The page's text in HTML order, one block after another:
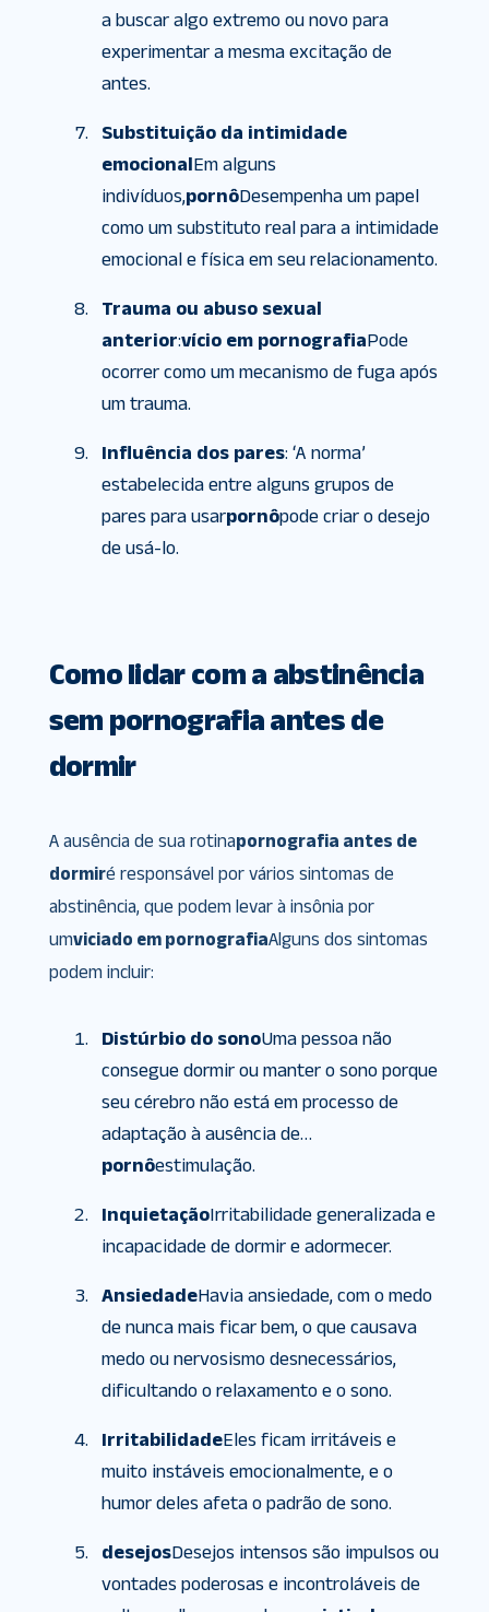
a buscar algo extremo ou novo para
experimentar a mesma excitação de
antes.
Substituição da intimidade
emocionalEm alguns
indivíduos,pornôDesempenha um papel
como um substituto real para a intimidade
emocional e física em seu relacionamento.
Trauma ou abuso sexual
anterior:vício em pornografiaPode
ocorrer como um mecanismo de fuga após
um trauma.
Influência dos pares: ‘A norma’
estabelecida entre alguns grupos de
pares para usarpornôpode criar o desejo
de usá-lo.
Como lidar com a abstinência
sem pornografia antes de
dormir
A ausência de sua rotinapornografia antes de
dormiré responsável por vários sintomas de
abstinência, que podem levar à insônia por
umviciado em pornografiaAlguns dos sintomas
podem incluir:
Distúrbio do sonoUma pessoa não
consegue dormir ou manter o sono porque
seu cérebro não está em processo de
adaptação à ausência de…
pornôestimulação.
InquietaçãoIrritabilidade generalizada e
incapacidade de dormir e adormecer.
AnsiedadeHavia ansiedade, com o medo
de nunca mais ficar bem, o que causava
medo ou nervosismo desnecessários,
dificultando o relaxamento e o sono.
IrritabilidadeEles ficam irritáveis ​​e
muito instáveis ​​emocionalmente, e o
humor deles afeta o padrão de sono.
desejosDesejos intensos são impulsos ou
vontades poderosas e incontroláveis ​​de